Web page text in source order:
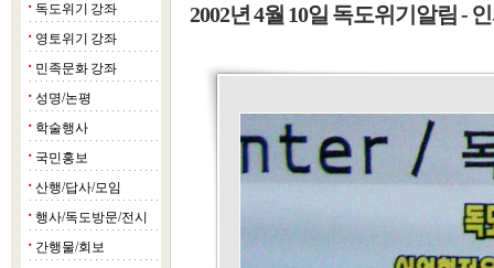
■ 독도위기 강좌
■ 영토위기 강좌
■ 민족문화 강좌
■ 성명/논평
■ 학술행사
■ 국민홍보
■ 산행/답사/모임
■ 행사/독도방문/전시
■ 간행물/회보
2002년 4월 10일 독도위기알림 -